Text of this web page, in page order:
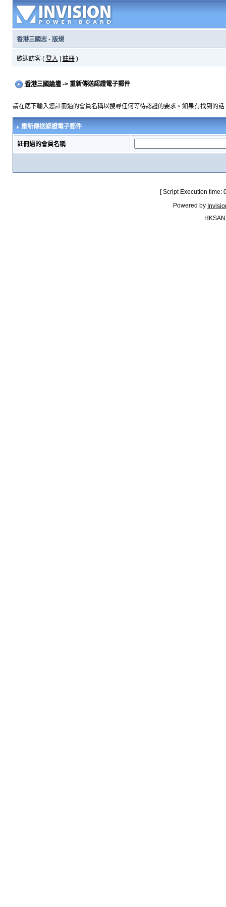
香港三國志· 版規
歡迎訪客 ( 登入 註冊)
香港三國論壇-> 重新傳送認證電子郵件
請在底下輸入您註冊過的會員名稱以搜尋任何等待認證的要求。如果有找到的
重新傳送認證電子郵件
註冊過的會員名稱
[ Script Execution
Powered by